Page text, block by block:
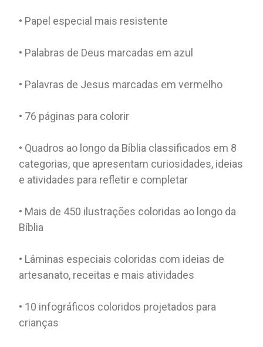
• Papel especial mais resistente
• Palabras de Deus marcadas em azul
• Palavras de Jesus marcadas em vermelho
• 76 páginas para colorir
• Quadros ao longo da Bíblia classificados em 8
categorias, que apresentam curiosidades, ideias
e atividades para refletir e completar
• Mais de 450 ilustrações coloridas ao longo da
Bíblia
• Lâminas especiais coloridas com ideias de
artesanato, receitas e mais atividades
• 10 infográficos coloridos projetados para
crianças